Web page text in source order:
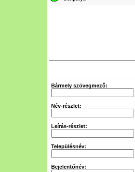
Bármely szövegmező:
Név-részlet:
Leírás-részlet:
Településnév:
Bejelentőnév: